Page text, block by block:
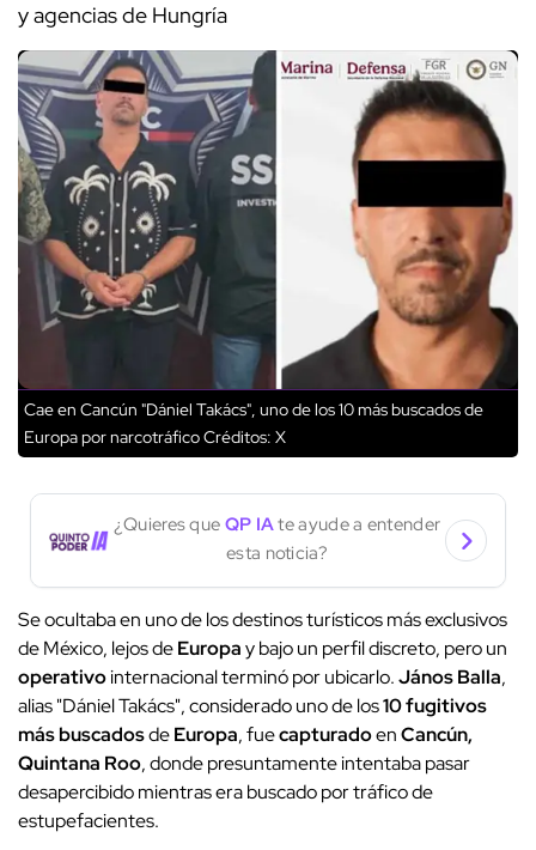
y agencias de Hungría
Cae en Cancún "Dániel Takács", uno de los 10 más buscados de
Europa por narcotráficoCréditos: X
¿Quieres que QP IAte ayude a entender
esta noticia?
Se ocultaba en uno de los destinos turísticos más exclusivos
de México, lejos deEuropay bajo un perfil discreto, pero un
operativointernacional terminó por ubicarlo.János Balla,
alias "Dániel Takács", considerado uno de los10 fugitivos
más buscadosdeEuropa, fuecapturadoenCancún,
Quintana Roo, donde presuntamente intentaba pasar
desapercibido mientras era buscado por tráfico de
estupefacientes.